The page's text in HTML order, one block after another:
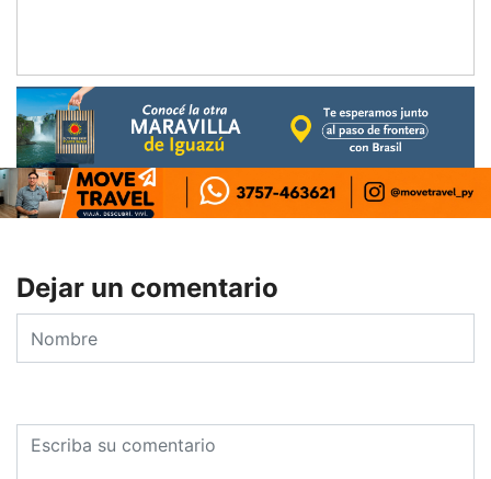
Dejar un comentario